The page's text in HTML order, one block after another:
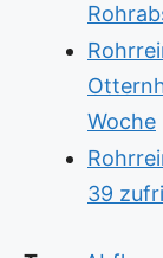
Woche
39